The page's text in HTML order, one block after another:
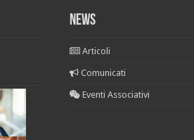
News
Articoli
Comunicati
Eventi Associativi